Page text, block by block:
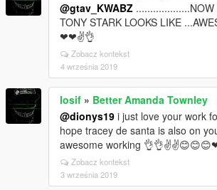
@gtav_KWABZ ...................NOW
TONY STARK LOOKS LIKE
❤❤✌👌
Zobacz kontekst
4 września 2019
losif » Better Amanda Townley
@dionys19 i just love your work
hope tracey de santa is also on
awesome working
Zobacz kontekst
3 września 2019